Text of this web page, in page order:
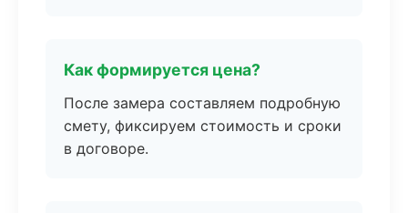
Как формируется цена?
После замера составляем подробную
смету, фиксируем стоимость и сроки
в договоре.